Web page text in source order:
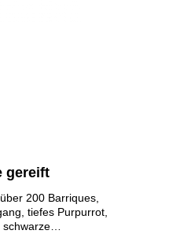
gereift
200 Barriques,
tiefes Purpurrot,